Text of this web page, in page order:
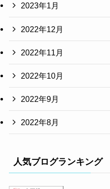
2023年1月
2022年12月
2022年11月
2022年10月
2022年9月
2022年8月
人気ブログランキング